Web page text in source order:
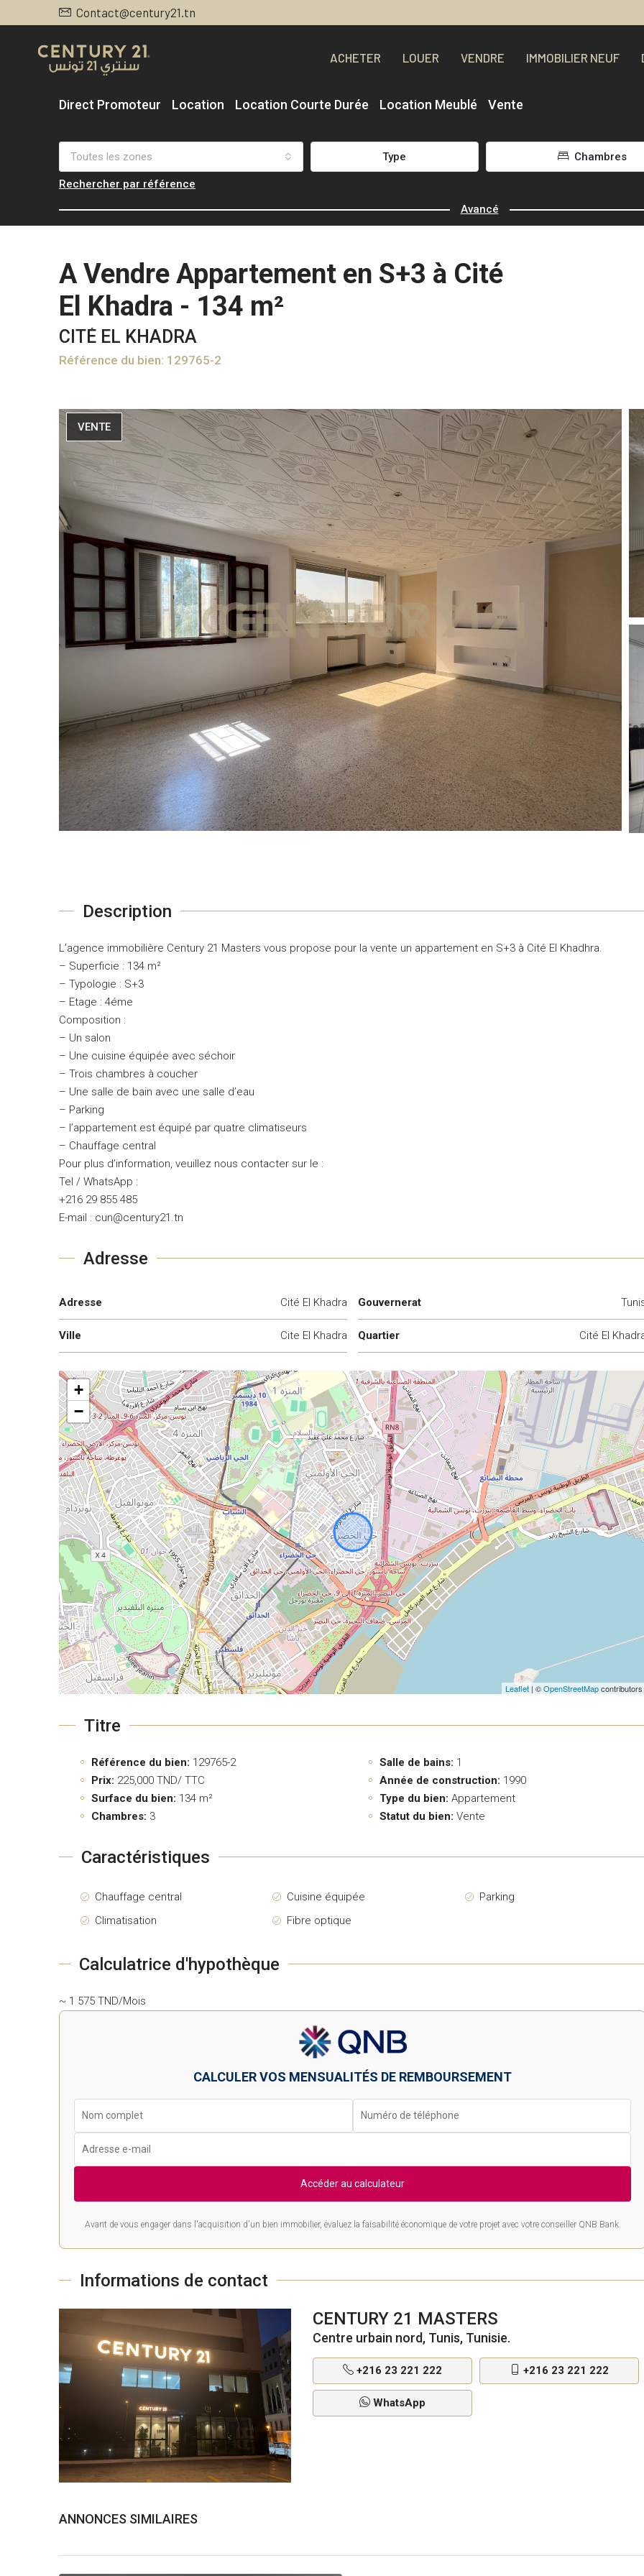
Contact@century21.tn
ACHETER LOUER VENDRE IMMOBILIER NEUF
Direct Promoteur Location Location Courte Durée Location Meublé Vente
Toutes les zones Type Chambres
Rechercher par référence
Avancé
A Vendre Appartement en S+3 à Cité
El Khadra - 134 m²
CITÉ EL KHADRA
Référence du bien: 129765-2
VENTE
Description
L’agence immobilière Century 21 Masters vous propose pour la vente un appartement en S+3 à Cité El Khadhra.
– Superficie : 134 m²
– Typologie : S+3
– Etage : 4éme
Composition :
– Un salon
– Une cuisine équipée avec séchoir
– Trois chambres à coucher
– Une salle de bain avec une salle d’eau
– Parking
– l’appartement est équipé par quatre climatiseurs
– Chauffage central
Pour plus d’information, veuillez nous contacter sur le :
Tel / WhatsApp :
+216 29 855 485
E-mail : cun@century21.tn
Adresse
Adresse Cité El Khadra
Ville Cite El Khadra
Gouvernerat
Quartier Cité El
+
−
Leaflet | ©OpenStreetMapcontributors
Titre
Référence du bien: 129765-2
Prix: 225,000 TND/ TTC
Surface du bien: 134 m²
Chambres: 3
Salle de bains: 1
Année de construction: 1990
Type du bien: Appartement
Statut du bien: Vente
Caractéristiques
Chauffage central
Climatisation
Cuisine équipée
Fibre optique
Parking
Calculatrice d'hypothèque
~ 1 575 TND/Mois
CALCULER VOS MENSUALITÉS DE REMBOURSEMENT
Accéder au calculateur
Avant de vous engager dans l'acquisition d'un bien immobilier, évaluez la faisabilité économique de votre projet avec votre conseiller QNB Bank.
Informations de contact
CENTURY 21 MASTERS
Centre urbain nord, Tunis, Tunisie.
+216 23 221 222 +216 23 221 222
WhatsApp
ANNONCES SIMILAIRES